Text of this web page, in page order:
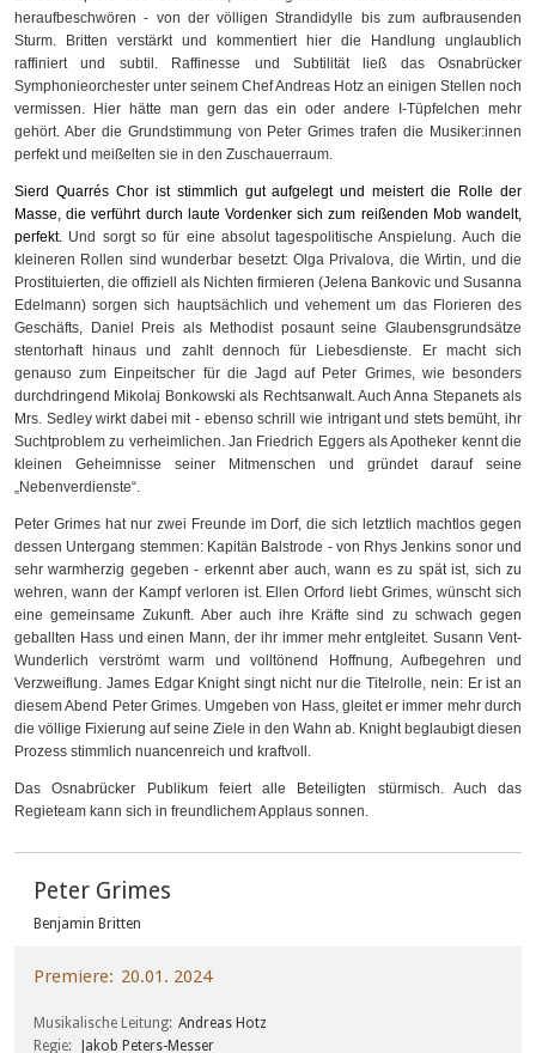
heraufbeschwören - von der völligen Strandidylle bis zum aufbrausenden
Sturm. Britten verstärkt und kommentiert hier die Handlung unglaublich
raffiniert und subtil. Raffinesse und Subtilität ließ das Osnabrücker
Symphonieorchester unter seinem Chef Andreas Hotz an einigen Stellen noch
vermissen. Hier hätte man gern das ein oder andere I-Tüpfelchen mehr
gehört. Aber die Grundstimmung von Peter Grimes trafen die Musiker:innen
perfekt und meißelten sie in den Zuschauerraum.
Sierd Quarrés Chor ist stimmlich gut aufgelegt und meistert die Rolle der
Masse, die verführt durch laute Vordenkersich zum reißenden Mobwandelt,
perfekt. Und sorgt so für eine absolut tagespolitische Anspielung. Auch die
kleineren Rollen sind wunderbar besetzt: Olga Privalova, die Wirtin, und die
Prostituierten, die offiziell als Nichten firmieren (Jelena Bankovic und Susanna
Edelmann) sorgen sich hauptsächlich und vehement um das Florieren des
Geschäfts, Daniel Preis als Methodist posaunt seine Glaubensgrundsätze
stentorhaft hinaus und zahlt dennoch für Liebesdienste. Er macht sich
genauso zum Einpeitscher für die Jagd auf Peter Grimes, wie besonders
durchdringend Mikolaj Bonkowski als Rechtsanwalt. Auch Anna Stepanets als
Mrs. Sedley wirkt dabei mit - ebenso schrill wie intrigant und stets bemüht, ihr
Suchtproblem zu verheimlichen. Jan Friedrich Eggers als Apotheker kennt die
kleinen Geheimnisse seiner Mitmenschen und gründet darauf seine
„Nebenverdienste“.
Peter Grimes hat nur zwei Freunde im Dorf, die sich letztlich machtlos gegen
dessen Untergang stemmen: Kapitän Balstrode - von Rhys Jenkins sonor und
sehr warmherzig gegeben - erkennt aber auch, wann es zu spät ist, sich zu
wehren, wann der Kampf verloren ist. Ellen Orford liebt Grimes, wünscht sich
eine gemeinsame Zukunft. Aber auch ihre Kräfte sind zu schwach gegen
geballten Hass und einen Mann, der ihr immer mehr entgleitet. Susann Vent-
Wunderlich verströmt warm und volltönend Hoffnung, Aufbegehren und
Verzweiflung. James Edgar Knight singt nicht nur die Titelrolle, nein: Er ist an
diesem Abend Peter Grimes. Umgeben von Hass, gleitet er immer mehr durch
die völlige Fixierung auf seine Ziele in den Wahn ab. Knight beglaubigt diesen
Prozess stimmlich nuancenreich und kraftvoll.
Das Osnabrücker Publikum feiert alle Beteiligten stürmisch. Auch das
Regieteam kann sich in freundlichem Applaus sonnen.
Peter Grimes
Benjamin Britten
Premiere 20.01. 2024
Musikalische Leitung Andreas Hotz
Regie
Jakob Peters-Messer